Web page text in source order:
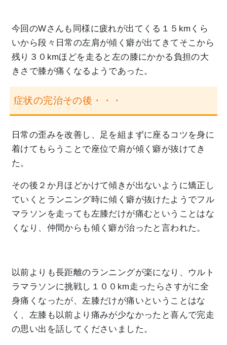
今回のWさんも同様に疲れが出てくる１５kmくら
いから段々日常の左肩が傾く癖が出てきてそこから
残り３０kmほどを走ると左の膝にかかる負担の大
きさで膝が痛くなるようであった。
症状の完治その後・・・
日常の歪みを改善し、足を組まずに座るコツを身に
着けてもらうことで座位で肩が傾く癖が抜けてき
た。
その後２か月ほどかけて傾きが出ないように矯正し
ていくとランニング時に傾く癖が抜けたようでフル
マラソンを走っても左膝だけが痛むということはな
くなり、仲間からも傾く癖が治ったと言われた。
以前よりも長距離のランニングが楽になり、ウルト
ラマラソンに挑戦し１００km走ったらさすがに全
身痛くなったが、左膝だけが痛いということはな
く、左膝も以前より痛みが少なかったと喜んで完走
の思い出を話してくださいました。